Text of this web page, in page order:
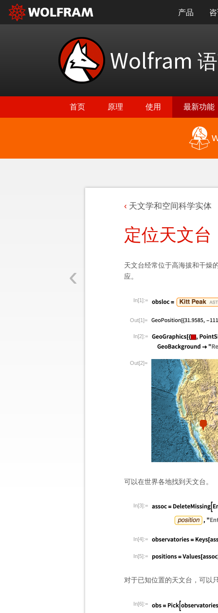
产品
Wolfram
首页 原理 使用 最新功能
‹
天文学和空间科学实体
定位天文台
天文台经常位于高海拔和干燥
应。
In[1]:=
Out[1]=
In[2]:=
Out[2]=
可以在世界各地找到天文台。
In[3]:=
In[4]:=
In[5]:=
对于已知位置的天文台，可以
In[6]:=